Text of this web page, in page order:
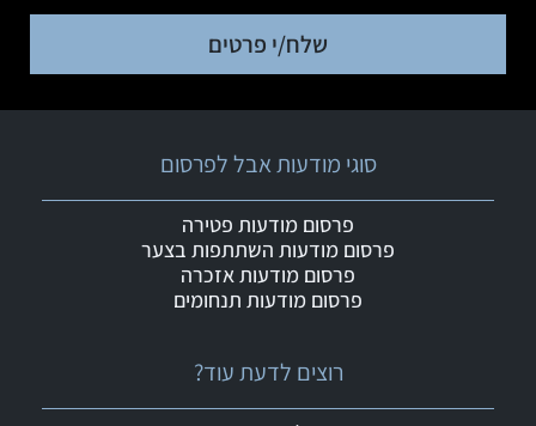
שלח/י פרטים
רוצים לדעת עוד?
סוגי מודעות אבל לפרסום
פרסום מודעות פטירה
פרסום מודעות השתתפות בצער
פרסום מודעות אזכרה
פרסום מודעות תנחומים